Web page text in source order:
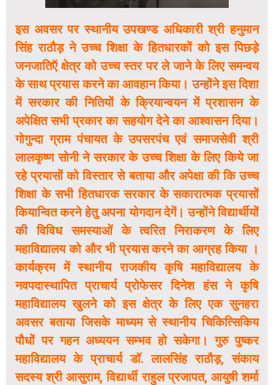
इस अवसर पर स्थानीय उपखण्ड अधिकारी श्री हनुमान
सिंह राठौड़ ने उच्च शिक्षा के हितधारकों को इस पिछड़े
जनजातिऍ क्षेत्र को उच्च स्तर पर ले जाने के लिए समन्वय
के साथ प्रयास करने का आवहान किया। उन्होंने इस दिशा
में सरकार की नितियों के क्रियान्वयन में प्रशासन के
अपेक्षित सभी प्रकार का सहयोग देने का आश्वासन दिया।
गोगुन्दा ग्राम पंचायत के उपसरपंच एवं समाजसेवी श्री
लालकृष्ण सोनी ने सरकार के उच्च शिक्षा के लिए किये जा
रहे प्रयासों को विस्तार से बताया और अपेक्षा की कि उच्च
शिक्षा के सभी हितधारक सरकार के सकारात्मक प्रयासों
कियान्वित करने हेतु अपना योगदान देगें। उन्होंने विद्यार्थीयों
की विविध समस्याओं के त्वरित निराकरण के लिए
महाविद्यालय को और भी प्रयास करने का आग्रह किया ।
कार्यक्रम में स्थानीय राजकीय कृषि महाविद्यालय के
नवपदास्थापित प्राचार्य प्रोफेसर दिनेश हंस ने कृषि
महाविद्यालय खुलने को इस क्षेत्र के लिए एक सुनहरा
अवसर बताया जिसके माध्यम से स्थानीय चिकित्सिकिय
पौधों पर गहन अध्ययन सम्भव हो सकेगा। गुरु पुष्कर
महाविद्यालय के प्राचार्य डॉ. लालसिंह राठौड़, संकाय
सदस्य श्री आसुराम, विद्यार्थी राहुल प्रजापत, आयुषी शर्मा